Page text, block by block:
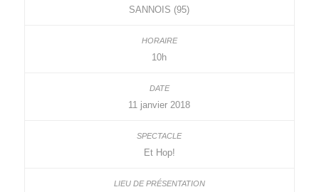
SANNOIS (95)
10h
11 janvier 2018
Et Hop!